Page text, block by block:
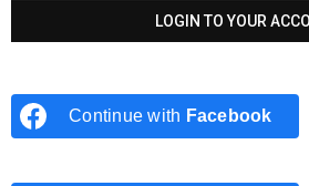
Continue with Facebook